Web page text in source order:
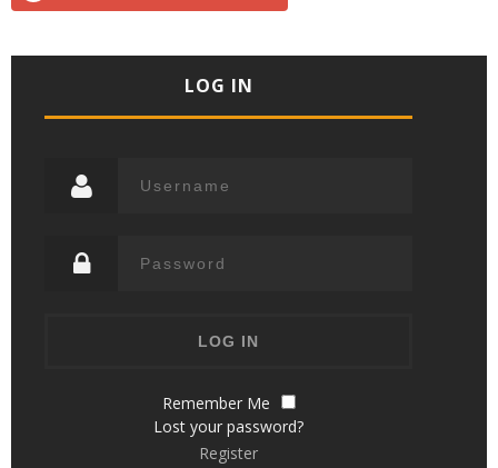
LOG IN
Remember Me
Lost your password?
Register